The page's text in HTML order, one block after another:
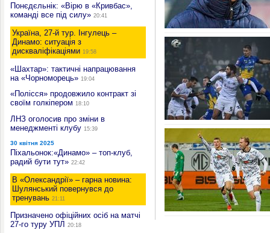
Понєдєльнік: «Вірю в «Кривбас»,
команді все під силу» 20:41
Україна, 27-й тур. Інгулець –
Динамо: ситуація з
дискваліфікаціями 19:58
«Шахтар»: тактичні напрацювання
на «Чорноморець» 19:04
«Полісся» продовжило контракт зі
своїм голкіпером 18:10
ЛНЗ оголосив про зміни в
менеджменті клубу 15:39
30 квітня 2025
Піхальонок:«Динамо» – топ-клуб,
радий бути тут» 22:42
В «Олександрії» – гарна новина:
Шулянський повернувся до
тренувань 21:11
Призначено офіційних осіб на матчі
27-го туру УПЛ 20:18